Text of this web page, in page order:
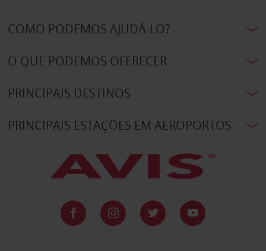
COMO PODEMOS AJUDÁ-LO?
O QUE PODEMOS OFERECER
PRINCIPAIS DESTINOS
PRINCIPAIS ESTAÇÕES EM AEROPORTOS